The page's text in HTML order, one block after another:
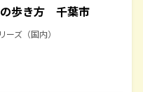
歩き方 千葉市
ズ（国内）